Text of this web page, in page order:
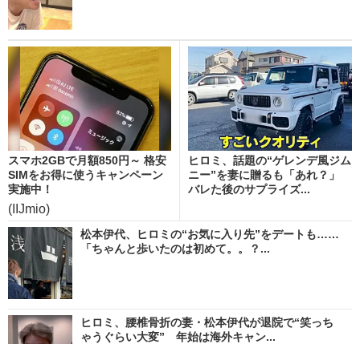
スマホ2GBで月額850円～ 格安
SIMをお得に使うキャンペーン
実施中！
(IIJmio)
ヒロミ、話題の“ゲレンデ風ジム
ニー”を妻に贈るも「あれ？」
バレた後のサプライズ...
松本伊代、ヒロミの“お気に入り先”をデートも……
「ちゃんと歩いたのは初めて。。？...
ヒロミ、腰椎骨折の妻・松本伊代が退院で“笑っち
ゃうぐらい大変” 年始は海外キャン...